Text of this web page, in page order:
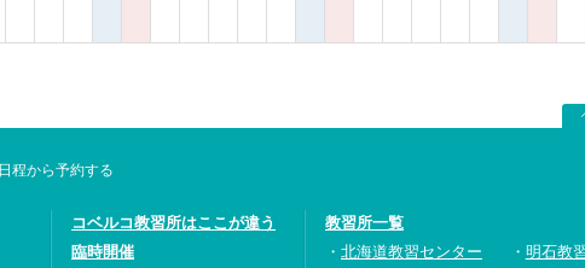
日程から予約する
コベルコ教習所はここが違う
臨時開催
教習所一覧
北海道教習センター
明石教